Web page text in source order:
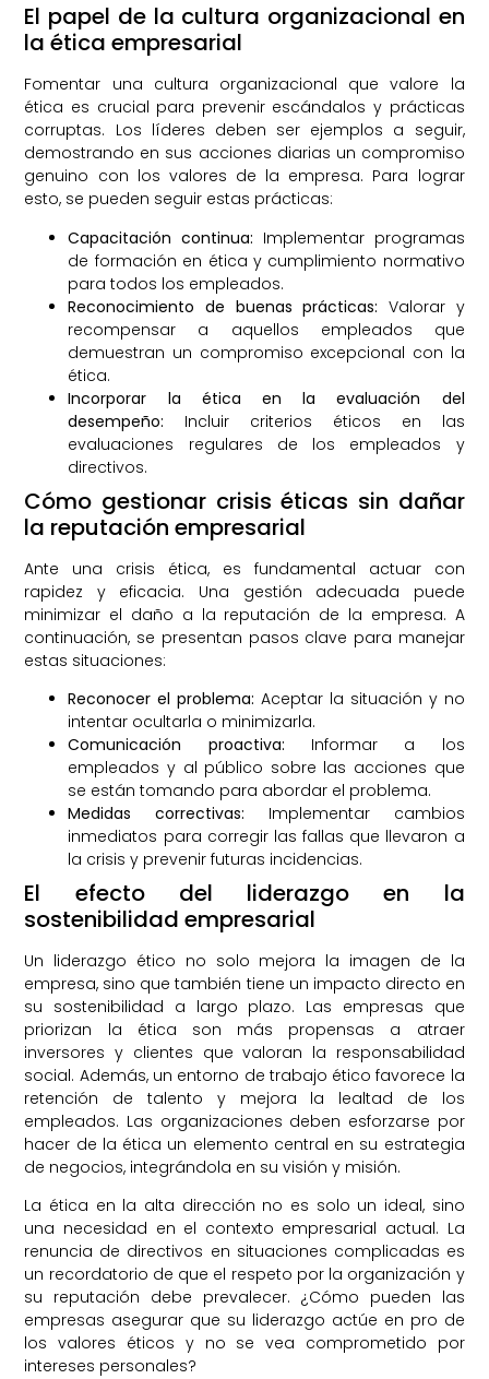
El papel de la cultura organizacional en
la ética empresarial
Fomentar una cultura organizacional que valore la
ética es crucial para prevenir escándalos y prácticas
corruptas. Los líderes deben ser ejemplos a seguir,
demostrando en sus acciones diarias un compromiso
genuino con los valores de la empresa. Para lograr
esto, se pueden seguir estas prácticas:
Capacitación continua: Implementar programas
de formación en ética y cumplimiento normativo
para todos los empleados.
Reconocimiento de buenas prácticas: Valorar y
recompensar a aquellos empleados que
demuestran un compromiso excepcional con la
ética.
Incorporar la ética en la evaluación del
desempeño: Incluir criterios éticos en las
evaluaciones regulares de los empleados y
directivos.
Cómo gestionar crisis éticas sin dañar
la reputación empresarial
Ante una crisis ética, es fundamental actuar con
rapidez y eficacia. Una gestión adecuada puede
minimizar el daño a la reputación de la empresa. A
continuación, se presentan pasos clave para manejar
estas situaciones:
Reconocer el problema: Aceptar la situación y no
intentar ocultarla o minimizarla.
Comunicación proactiva: Informar a los
empleados y al público sobre las acciones que
se están tomando para abordar el problema.
Medidas correctivas: Implementar cambios
inmediatos para corregir las fallas que llevaron a
la crisis y prevenir futuras incidencias.
El efecto del liderazgo en la
sostenibilidad empresarial
Un liderazgo ético no solo mejora la imagen de la
empresa, sino que también tiene un impacto directo en
su sostenibilidad a largo plazo. Las empresas que
priorizan la ética son más propensas a atraer
inversores y clientes que valoran la responsabilidad
social. Además, un entorno de trabajo ético favorece la
retención de talento y mejora la lealtad de los
empleados. Las organizaciones deben esforzarse por
hacer de la ética un elemento central en su estrategia
de negocios, integrándola en su visión y misión.
La ética en la alta dirección no es solo un ideal, sino
una necesidad en el contexto empresarial actual. La
renuncia de directivos en situaciones complicadas es
un recordatorio de que el respeto por la organización y
su reputación debe prevalecer. ¿Cómo pueden las
empresas asegurar que su liderazgo actúe en pro de
los valores éticos y no se vea comprometido por
intereses personales?